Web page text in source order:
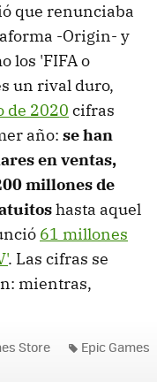
que renunciaba
-Origin- y
los 'FIFA o
un rival duro,
de 2020 cifras
año: se han
en ventas,
millones de
hasta aquel
61 millones
. Las cifras se
mientras,
Store Epic Games